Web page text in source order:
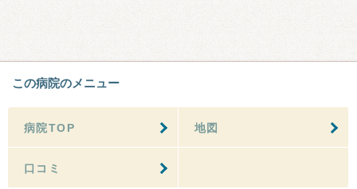
この病院のメニュー
病院TOP 地図
口コミ